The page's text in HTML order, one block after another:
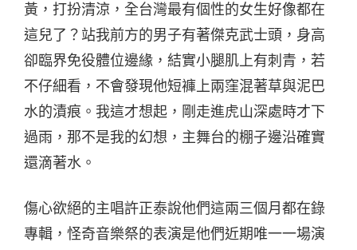
黃，打扮清涼，全台灣最有個性的女生好像都在
這兒了？站我前方的男子有著傑克武士頭，身高
卻臨界免役體位邊緣，結實小腿肌上有刺青，若
不仔細看，不會發現他短褲上兩窪混著草與泥巴
水的漬痕。我這才想起，剛走進虎山深處時才下
過雨，那不是我的幻想，主舞台的棚子邊沿確實
還滴著水。
傷心欲絕的主唱許正泰說他們這兩三個月都在錄
專輯，怪奇音樂祭的表演是他們近期唯一一場演